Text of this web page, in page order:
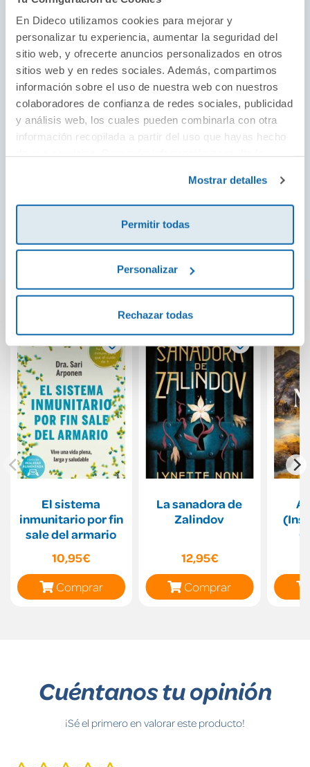
En Dideco utilizamos cookies para mejorar y
personalizar tu experiencia, aumentar la seguridad del
sitio web, y ofrecerte anuncios personalizados en otros
sitios web y en redes sociales. Además, compartimos
información sobre el uso de nuestra web con nuestros
colaboradores de confianza de redes sociales, publicidad
y análisis web, los cuales pueden combinarla con otra
información recopilada a partir del uso que hayas hecho
Mostrar detalles
Permitir todas
Personalizar
Rechazar todas
«Yates escribe de manera contundente y nos
sumerge sin esfuerzo en la vida de sus personajes...
Un contenido pero conmovedor relato».
The New York Times Book Review
«Ya conocemos a John Updike y a Philip Roth, pero el
gran novelista americano olvidado del siglo XX es
Richard Yates... Ahora que su obra resurge gracias a
Revolutionary Road, la película protagonizada por
Leonardo DiCaprio y Kate Winslet, este gran
También podría gustarte...
El sistema
inmunitario por fin
sale del armario
10,95€
Comprar
La sanadora de
Zalindov
12,95€
Comprar
Cuéntanos tu opinión
¡Sé el primero en valorar este producto!